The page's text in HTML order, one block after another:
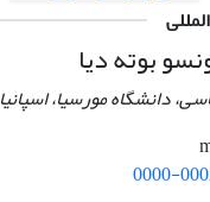
بوته دیا
دانشگاه مورسیا، اسپانیا
0000-